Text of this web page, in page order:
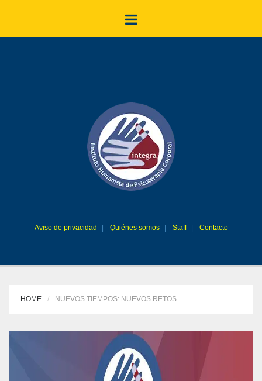
Aviso de privacidad Quiénes somos Staff Contacto
HOME NUEVOS TIEMPOS: NUEVOS RETOS